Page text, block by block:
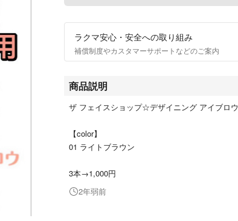
ラクマ安心・安全への取り組み
補償制度やカスタマーサポートなどのご案内
商品説明
ザ フェイスショップ☆デザイニング アイブロウ
【color】
01 ライトブラウン
3本→1,000円
2年弱前